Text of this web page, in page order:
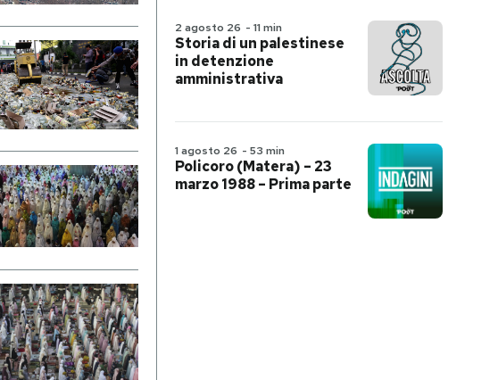
2 agosto 26 - 11 min
Storia di un palestinese
in detenzione
amministrativa
1 agosto 26 - 53 min
Policoro (Matera) – 23
marzo 1988 – Prima parte